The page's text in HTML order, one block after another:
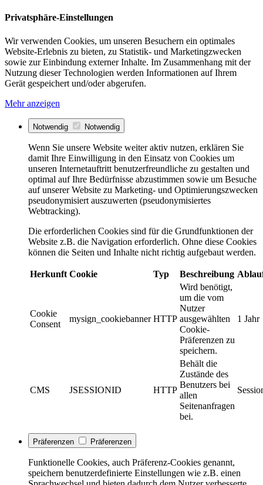
Privatsphäre-Einstellungen
Wir verwenden Cookies, um unseren Besuchern ein optimales
Website-Erlebnis zu bieten, zu Statistik- und Marketingzwecken
sowie zur Einbindung externer Inhalte. Im Zusammenhang mit der
Nutzung dieser Technologien werden Informationen auf Ihrem
Gerät gespeichert und/oder abgerufen.
Mehr anzeigen
Notwendig Notwendig
Wenn Sie unsere Website weiter aktiv nutzen, erklären Sie
damit Ihre Einwilligung in den Einsatz von Cookies um
unseren Internetauftritt benutzerfreundliche zu gestalten und
optimal auf Ihre Bedürfnisse abzustimmen sowie um Besuche
auf unserer Website zu Marketing- und Optimierungszwecken
pseudonymisiert auszuwerten (pseudonymisiertes
Webtracking).
Die erforderlichen Cookies sind für die Grundfunktionen der
Website z.B. die Navigation erforderlich. Ohne diese Cookies
können die Seiten und Inhalte nicht richtig aufgebaut werden.
Herkunft Cookie Typ Beschreibung
Cookie
Consent
mysign_cookiebanner HTTP
Wird benötigt,
um die vom
Nutzer
ausgewählten
Cookie-
Präferenzen zu
speichern.
1 Jahr
CMS JSESSIONID HTTP
Behält die
Zustände des
Benutzers bei
allen
Seitenanfragen
bei.
Präferenzen Präferenzen
Funktionelle Cookies, auch Präferenz-Cookies genannt,
speichern benutzerdefinierte Einstellungen wie z.B. einen